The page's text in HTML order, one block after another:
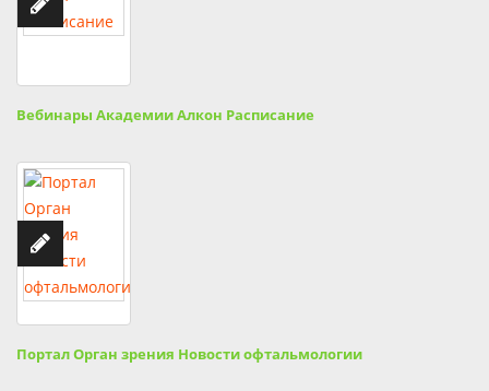
Вебинары Академии Алкон Расписание
Портал Орган зрения Новости офтальмологии